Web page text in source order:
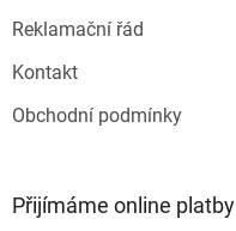
Reklamační řád
Kontakt
Obchodní podmínky
Přijímáme online platby